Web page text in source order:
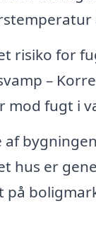
risiko for
–
mod fugt i
af
hus er
på